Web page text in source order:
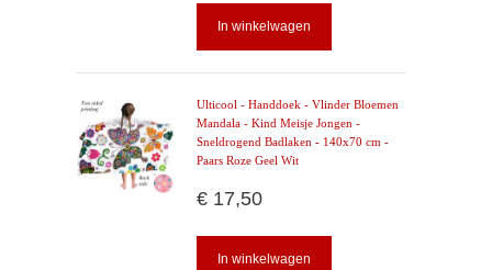
In winkelwagen
Ulticool - Handdoek - Vlinder Bloemen
Mandala - Kind Meisje Jongen -
Sneldrogend Badlaken - 140x70 cm -
Paars Roze Geel Wit
€ 17,50
In winkelwagen